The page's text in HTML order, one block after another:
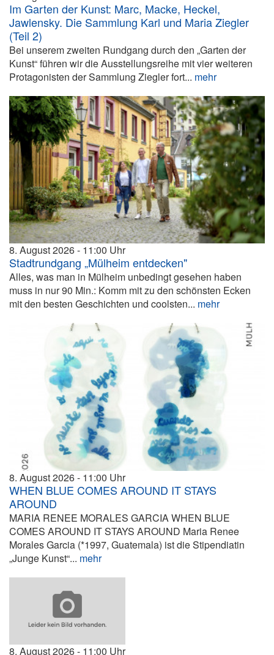
Im Garten der Kunst: Marc, Macke, Heckel,
Jawlensky. Die Sammlung Karl und Maria Ziegler
(Teil 2)
Bei unserem zweiten Rundgang durch den „Garten der
Kunst“ führen wir die Ausstellungsreihe mit vier weiteren
Protagonisten der Sammlung Ziegler fort... mehr
8. August 2026 11:00
Stadtrundgang „Mülheim entdecken"
Alles, was man in Mülheim unbedingt gesehen haben
muss in nur 90 Min.: Komm mit zu den schönsten Ecken
mit den besten Geschichten und coolsten... mehr
8. August 2026 11:00
WHEN BLUE COMES AROUND IT STAYS
AROUND
MARIA RENEE MORALES GARCIA WHEN BLUE
COMES AROUND IT STAYS AROUND Maria Renee
Morales Garcia (*1997, Guatemala) ist die Stipendiatin
„Junge Kunst“... mehr
8. August 2026 11:00